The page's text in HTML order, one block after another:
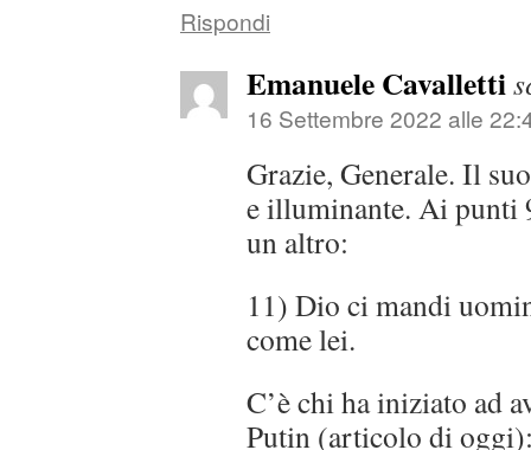
Rispondi
Emanuele Cavalletti
16 Settembre 2022 alle
Grazie, Generale. Il
e illuminante. Ai punti
un altro:
11) Dio ci mandi
come lei.
C’è chi ha iniziato ad
Putin (articolo di